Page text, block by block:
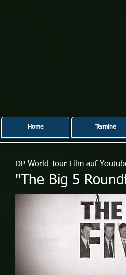
Home Termine
DP World Tour Film auf
"The Big 5